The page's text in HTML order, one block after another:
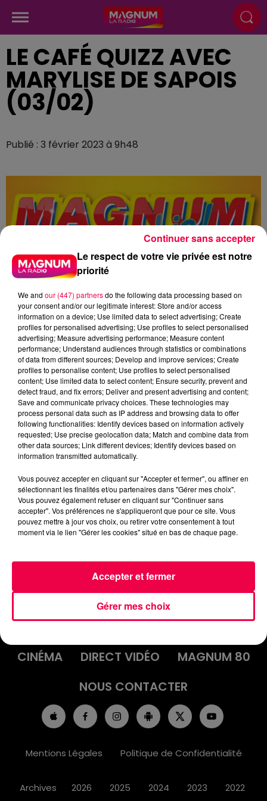
LE CAFÉ QUIZZ AVEC
MARYLISE DE SAPOIS
(03/02)
Publié : 3 février 2023 à 9h48
Flash infos
Crédit :Flash infos
podcasts/2023/02/20230203-CAFE-QUIZZ.mp3
ACCUEIL INFOS
EMISSIONS
CINÉMA
DIRECT VIDÉO
MAGNUM 80
NOUS CONTACTER
Mentions Légales Politique de Confidentialité
Archives 2026 2025 2024 2023 2022
Le respect de votre vie privée est notre
priorité
We and our (447) partnersdo the following data processing based on
your consent and/or our legitimate interest: Store and/or access
information on a device; Use limited data to select advertising; Create
profiles for personalised advertising; Use profiles to select personalised
advertising; Measure advertising performance; Measure content
performance; Understand audiences through statistics or combinations
of data from different sources; Develop and improve services; Create
profiles to personalise content; Use profiles to select personalised
content; Use limited data to select content; Ensure security, prevent and
detect fraud, and fix errors; Deliver and present advertising and content;
Save and communicate privacy choices. These technologies may
process personal data such as IP address and browsing data to offer
following functionalities: Identify devices based on information actively
requested; Use precise geolocation data; Match and combine data from
other data sources; Link different devices; Identify devices based on
information transmitted automatically.
Vous pouvez accepter en cliquant sur "Accepter et fermer", ou affiner en
sélectionnant les finalités et/ou partenaires dans "Gérer mes choix".
Vous pouvez également refuser en cliquant sur "Continuer sans
accepter". Vos préférences ne s'appliqueront que pour ce site. Vous
pouvez mettre à jour vos choix, ou retirer votre consentement à tout
moment via le lien "Gérer les cookies" situé en bas de chaque page.
Gérer mes choix
Accepter et fermer
Continuer sans accepter